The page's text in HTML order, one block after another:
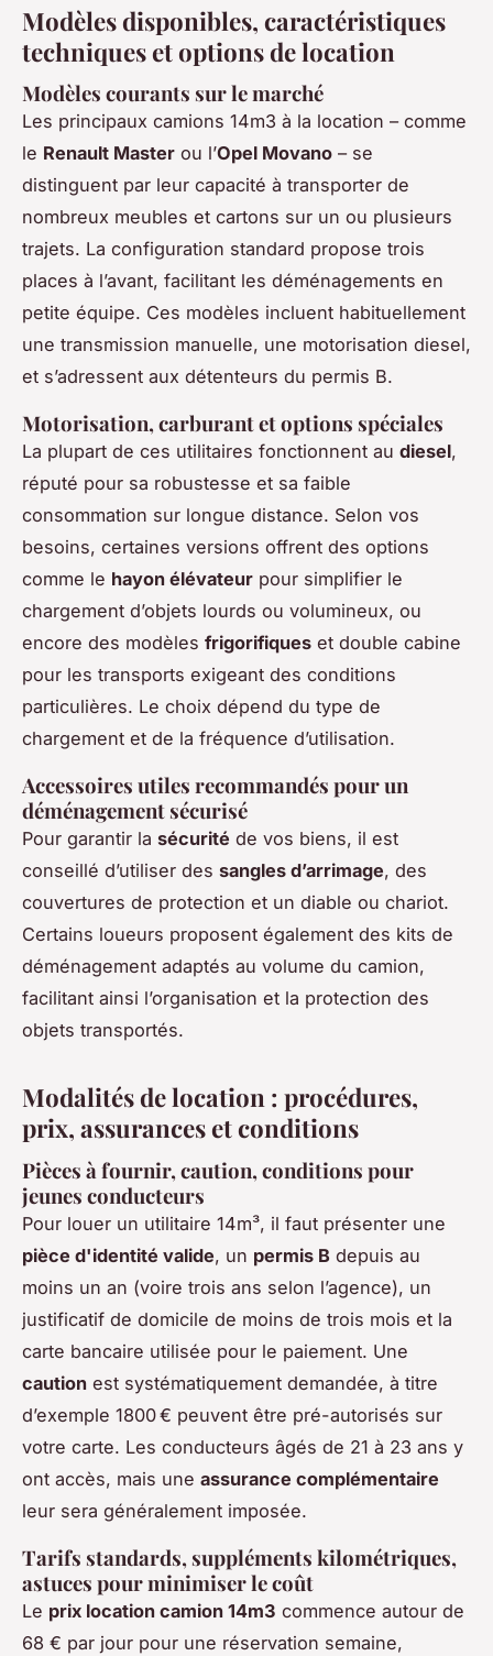
Modèles disponibles, caractéristiques
techniques et options de location
Modèles courants sur le marché
Les principaux camions 14m3 à la location – comme
le Renault Master ou l’Opel Movano – se
distinguent par leur capacité à transporter de
nombreux meubles et cartons sur un ou plusieurs
trajets. La configuration standard propose trois
places à l’avant, facilitant les déménagements en
petite équipe. Ces modèles incluent habituellement
une transmission manuelle, une motorisation diesel,
et s’adressent aux détenteurs du permis B.
Motorisation, carburant et options spéciales
La plupart de ces utilitaires fonctionnent au diesel,
réputé pour sa robustesse et sa faible
consommation sur longue distance. Selon vos
besoins, certaines versions offrent des options
comme le hayon élévateur pour simplifier le
chargement d’objets lourds ou volumineux, ou
encore des modèles frigorifiques et double cabine
pour les transports exigeant des conditions
particulières. Le choix dépend du type de
chargement et de la fréquence d’utilisation.
Accessoires utiles recommandés pour un
déménagement sécurisé
Pour garantir la sécurité de vos biens, il est
conseillé d’utiliser des sangles d’arrimage, des
couvertures de protection et un diable ou chariot.
Certains loueurs proposent également des kits de
déménagement adaptés au volume du camion,
facilitant ainsi l’organisation et la protection des
objets transportés.
Modalités de location : procédures,
prix, assurances et conditions
Pièces à fournir, caution, conditions pour
jeunes conducteurs
Pour louer un utilitaire 14m³, il faut présenter une
pièce d'identité valide, un permis B depuis au
moins un an (voire trois ans selon l’agence), un
justificatif de domicile de moins de trois mois et la
carte bancaire utilisée pour le paiement. Une
caution est systématiquement demandée, à titre
d’exemple 1800 € peuvent être pré-autorisés sur
votre carte. Les conducteurs âgés de 21 à 23 ans y
ont accès, mais une assurance complémentaire
leur sera généralement imposée.
Tarifs standards, suppléments kilométriques,
astuces pour minimiser le coût
Le prix location camion 14m3 commence autour de
68 € par jour pour une réservation semaine,